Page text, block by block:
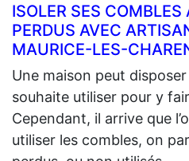
ISOLER SES
PERDUS AVEC
MAURICE-LES-
Une maison peut disposer
souhaite utiliser pour y
Cependant, il arrive que
utiliser les combles, on